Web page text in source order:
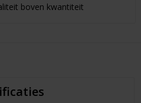
boven kwantiteit